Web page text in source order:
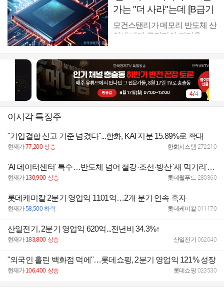
가는 "더 사라"는데 [B급기
자의 B급리포트]
모건스탠리가 메모리 반도체 산
업에 대해 긍정적인 전망을 ...
4/4
이시각 특징주
"기업결합 신고 기준 넘겼다"...한화, KAI 지분 15.89%로 확대
현재가77,200 상승 한화시스템 272210
'AI 데이터센터' 특수…반도체 넘어 철강·조선·방산 '새 먹거리' - 와우넷 오늘장전략
현재가 130,900 상승 롯데웰푸드 280360
롯데케미칼 2분기 영업익 1101억…2개 분기 연속 흑자
현재가58,500 하락 롯데케미칼011170
산일전기, 2분기 영업익 620억...전년비 34.3%↑
현재가 183,800 상승 산일전기 062040
"외국인 홀린 백화점 덕에"…롯데쇼핑, 2분기 영업익 121% 성장
현재가 106,400 상승 롯데쇼핑 023530